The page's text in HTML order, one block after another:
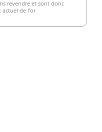
revendre et sont donc
de l’or